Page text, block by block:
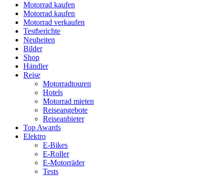
Motorrad kaufen
Motorrad kaufen
Motorrad verkaufen
Testberichte
Neuheiten
Bilder
Shop
Händler
Reise
Motorradtouren
Hotels
Motorrad mieten
Reiseangebote
Reiseanbieter
Top Awards
Elektro
E-Bikes
E-Roller
E-Motorräder
Tests